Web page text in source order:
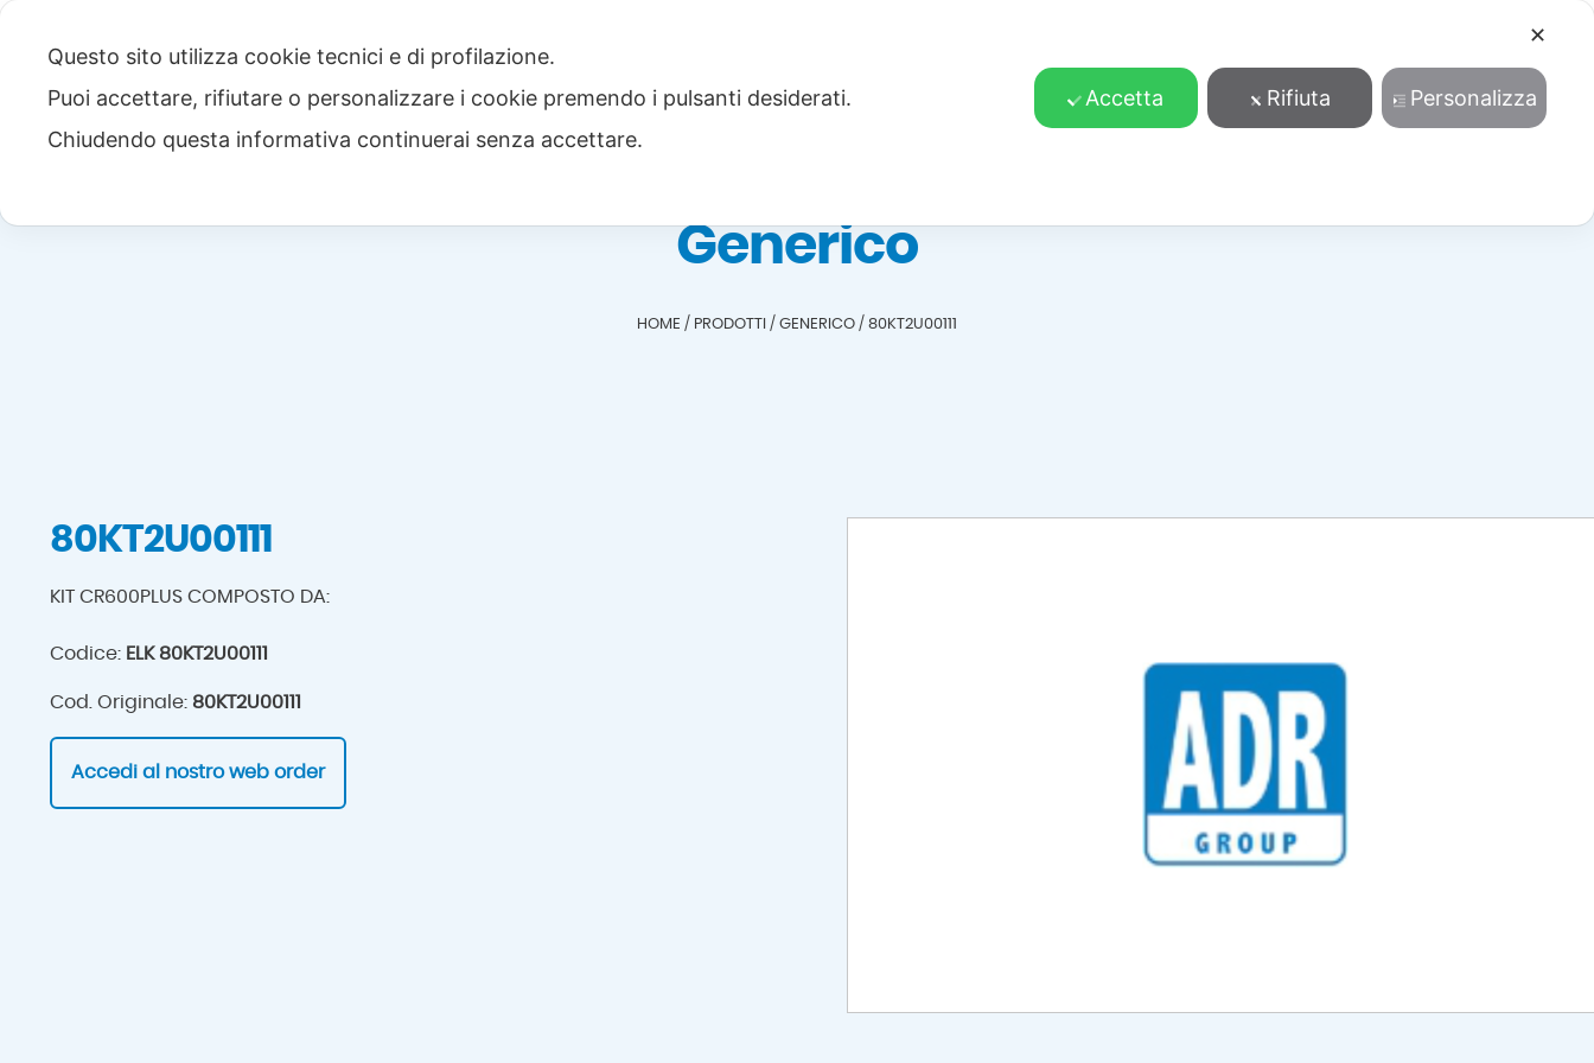
Download Cosa facciamo Contatti Accedi/Registrati
Generico
HOME / PRODOTTI / GENERICO / 80KT2U00111
80KT2U00111
KIT CR600PLUS COMPOSTO DA:
Codice: ELK 80KT2U00111
Cod. Originale: 80KT2U00111
Accedi al nostro web order
✕
Questo sito utilizza cookie tecnici e di profilazione.
Puoi accettare, rifiutare o personalizzare i cookie premendo i pulsanti desiderati.
Chiudendo questa informativa continuerai senza accettare.
Accetta Rifiuta Personalizza